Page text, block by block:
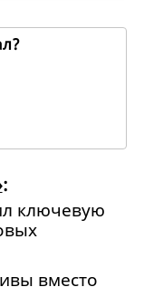
:
ключевую
вместо